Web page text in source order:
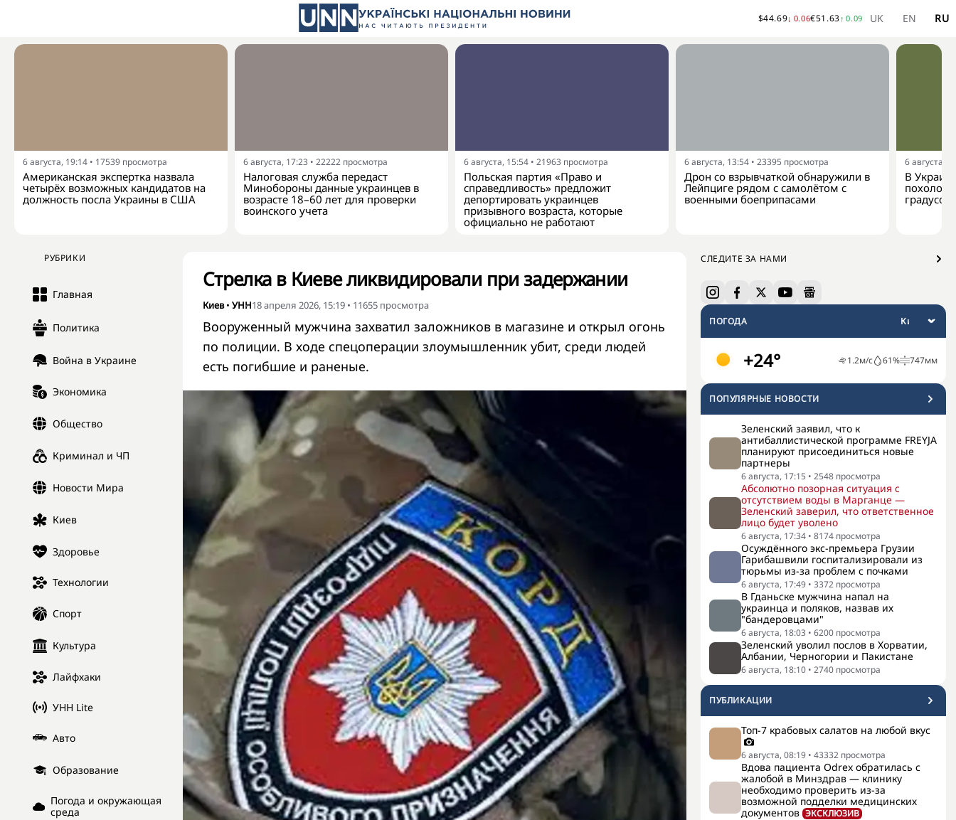
$44.69↓ 0.06€51.63↑ 0.09 UK EN RU
6 августа, 19:14 • 17539 просмотра
Американская экспертка назвала
четырёх возможных кандидатов на
должность посла Украины в США
6 августа, 17:23 • 22222 просмотра
Налоговая служба передаст
Минобороны данные украинцев в
возрасте 18–60 лет для проверки
воинского учета
6 августа, 15:54 • 21963 просмотра
Польская партия «Право и
справедливость» предложит
депортировать украинцев
призывного возраста, которые
официально не работают
6 августа, 13:54 • 23395 просмотра
Дрон со взрывчаткой обнаружили в
Лейпциге рядом с самолётом с
военными боеприпасами
6 августа,
В
градусов
РУБРИКИ
Главная
Политика
Война в Украине
Экономика
Общество
Криминал и ЧП
Новости Мира
Киев
Здоровье
Технологии
Спорт
Культура
Лайфхаки
УНН Lite
Авто
Образование
Погода и окружающая
среда
СЛЕДИТЕ ЗА НАМИ
ПОГОДА
+24° 1.2м/с 61% 747мм
ПОПУЛЯРНЫЕ НОВОСТИ
Зеленский заявил, что к
антибаллистической программе FREYJA
планируют присоединиться новые
партнеры
6 августа, 17:15 • 2548 просмотра
Абсолютно позорная ситуация с
отсутствием воды в Марганце —
Зеленский заверил, что ответственное
лицо будет уволено
6 августа, 17:34 • 8174 просмотра
Осуждённого экс-премьера Грузии
Гарибашвили госпитализировали из
тюрьмы из-за проблем с почками
6 августа, 17:49 • 3372 просмотра
В Гданьске мужчина напал на
украинца и поляков, назвав их
"бандеровцами"
6 августа, 18:03 • 6200 просмотра
Зеленский уволил послов в Хорватии,
Албании, Черногории и Пакистане
6 августа, 18:10 • 2740 просмотра
ПУБЛИКАЦИИ
Топ-7 крабовых салатов на любой вкус
6 августа, 08:19 • 43332 просмотра
Вдова пациента Odrex обратилась с
жалобой в Минздрав — клинику
необходимо проверить из-за
возможной подделки медицинских
документов ЭКСКЛЮЗИВ
Стрелка в Киеве ликвидировали при задержании
Киев• УНН18 апреля 2026, 15:19 • 11655 просмотра
Вооруженный мужчина захватил заложников в магазине и открыл огонь
по полиции. В ходе спецоперации злоумышленник убит, среди людей
есть погибшие и раненые.